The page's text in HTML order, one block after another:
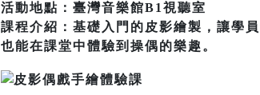
活動地點：臺灣音樂館B1視聽室
課程介紹：基礎入門的皮影繪製，讓學
也能在課堂中體驗到操偶的樂趣。